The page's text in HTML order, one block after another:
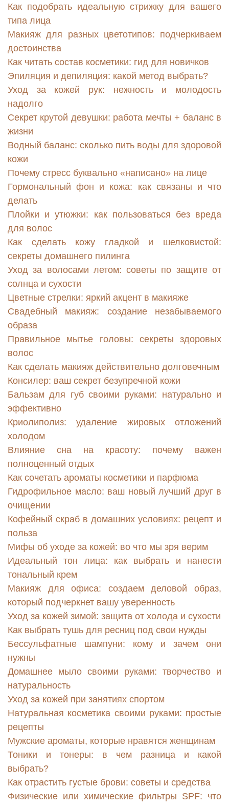
Как подобрать идеальную стрижку для вашего
типа лица
Макияж для разных цветотипов: подчеркиваем
достоинства
Как читать состав косметики: гид для новичков
Эпиляция и депиляция: какой метод выбрать?
Уход за кожей рук: нежность и молодость
надолго
Секрет крутой девушки: работа мечты + баланс в
жизни
Водный баланс: сколько пить воды для здоровой
кожи
Почему стресс буквально «написано» на лице
Гормональный фон и кожа: как связаны и что
делать
Плойки и утюжки: как пользоваться без вреда
для волос
Как сделать кожу гладкой и шелковистой:
секреты домашнего пилинга
Уход за волосами летом: советы по защите от
солнца и сухости
Цветные стрелки: яркий акцент в макияже
Свадебный макияж: создание незабываемого
образа
Правильное мытье головы: секреты здоровых
волос
Как сделать макияж действительно долговечным
Консилер: ваш секрет безупречной кожи
Бальзам для губ своими руками: натурально и
эффективно
Криолиполиз: удаление жировых отложений
холодом
Влияние сна на красоту: почему важен
полноценный отдых
Как сочетать ароматы косметики и парфюма
Гидрофильное масло: ваш новый лучший друг в
очищении
Кофейный скраб в домашних условиях: рецепт и
польза
Мифы об уходе за кожей: во что мы зря верим
Идеальный тон лица: как выбрать и нанести
тональный крем
Макияж для офиса: создаем деловой образ,
который подчеркнет вашу уверенность
Уход за кожей зимой: защита от холода и сухости
Как выбрать тушь для ресниц под свои нужды
Бессульфатные шампуни: кому и зачем они
нужны
Домашнее мыло своими руками: творчество и
натуральность
Уход за кожей при занятиях спортом
Натуральная косметика своими руками: простые
рецепты
Мужские ароматы, которые нравятся женщинам
Тоники и тонеры: в чем разница и какой
выбрать?
Как отрастить густые брови: советы и средства
Физические или химические фильтры SPF: что